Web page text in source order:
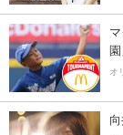
園
オ